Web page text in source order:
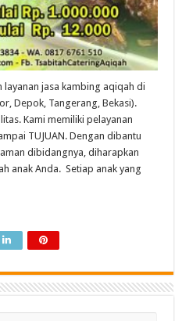
layanan jasa kambing aqiqah di
Depok, Tangerang, Bekasi).
Kami memiliki pelayanan
TUJUAN. Dengan dibantu
dibidangnya, diharapkan
anak Anda. Setiap anak yang